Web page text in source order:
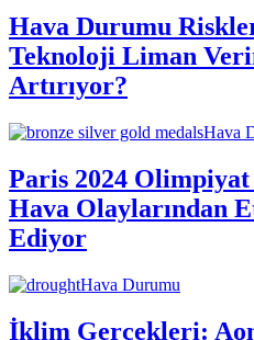
Hava Durumu
Teknoloji Liman
Artırıyor?
Hava
Paris 2024 Olimpiyat
Hava Olaylarından
Ediyor
Hava Durumu
İklim Gerçekleri: